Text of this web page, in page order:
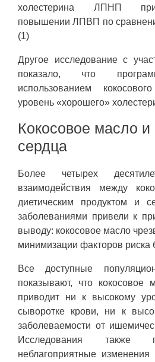
холестерина ЛПНП
повышении ЛПВП по
(1)
Другое исследование с
показало, что
использованием
уровень «хорошего»
Кокосовое масло и
сердца
Более четырех
взаимодействия между
диетическим продуктом и
заболеваниями привели к
выводу: кокосовое масло
минимизации факторов риска
Все доступные
показывают, что
приводит ни к высокому
сыворотке крови, ни к
заболеваемости от
Исследования также
неблагоприятные